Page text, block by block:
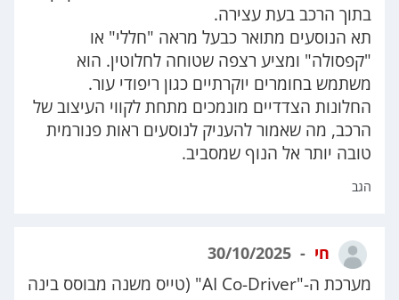
בתוך הרכב בעת עצירה.
תא הנוסעים מתואר כבעל מראה "חללי" או
"קפסולה" ומציע רצפה שטוחה לחלוטין. הוא
משתמש בחומרים יוקרתיים כגון ריפודי עור.
החלונות הצדדיים מונמכים מתחת לקווי העיצוב של
הרכב, מה שאמור להעניק לנוסעים ראות פנורמית
טובה יותר אל הנוף שמסביב.
הגב
חי
מערכת ה-"AI Co-Driver" (טייס משנה מבוסס בינה